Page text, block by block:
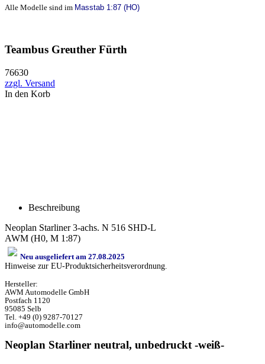
Alle Modelle sind im Masstab 1:87 (HO)
Teambus Greuther Fürth
76630
zzgl. Versand
In den Korb
Beschreibung
Neoplan Starliner 3-achs. N 516 SHD-L
AWM (H0, M 1:87)
Neu ausgeliefert am 27.08.2025
Hinweise zur EU-Produktsicherheitsverordnung.
Hersteller:
AWM Automodelle GmbH
Postfach 1120
95085 Selb
Tel. +49 (0) 9287-70127
info@automodelle.com
Neoplan Starliner neutral, unbedruckt -weiß-